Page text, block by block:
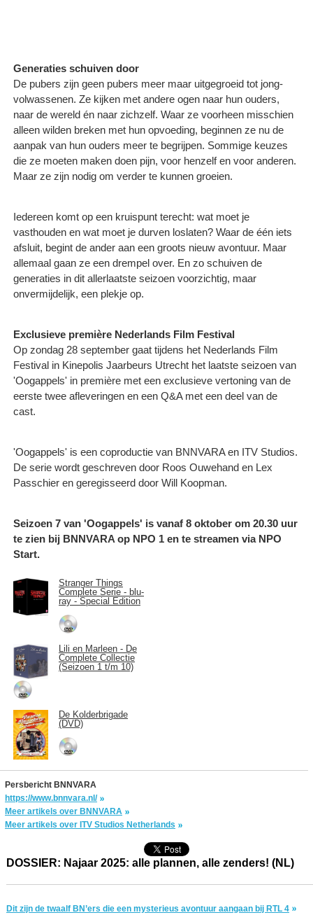
Generaties schuiven door
De pubers zijn geen pubers meer maar uitgegroeid tot jong-
volwassenen. Ze kijken met andere ogen naar hun ouders,
naar de wereld én naar zichzelf. Waar ze voorheen misschien
alleen wilden breken met hun opvoeding, beginnen ze nu de
aanpak van hun ouders meer te begrijpen. Sommige keuzes
die ze moeten maken doen pijn, voor henzelf en voor anderen.
Maar ze zijn nodig om verder te kunnen groeien.
Iedereen komt op een kruispunt terecht: wat moet je
vasthouden en wat moet je durven loslaten? Waar de één iets
afsluit, begint de ander aan een groots nieuw avontuur. Maar
allemaal gaan ze een drempel over. En zo schuiven de
generaties in dit allerlaatste seizoen voorzichtig, maar
onvermijdelijk, een plekje op.
Exclusieve première Nederlands Film Festival
Op zondag 28 september gaat tijdens het Nederlands Film
Festival in Kinepolis Jaarbeurs Utrecht het laatste seizoen van
'Oogappels' in première met een exclusieve vertoning van de
eerste twee afleveringen en een Q&A met een deel van de
cast.
'Oogappels' is een coproductie van BNNVARA en ITV Studios.
De serie wordt geschreven door Roos Ouwehand en Lex
Passchier en geregisseerd door Will Koopman.
Seizoen 7 van 'Oogappels' is vanaf 8 oktober om 20.30 uur
te zien bij BNNVARA op NPO 1 en te streamen via NPO
Start.
Stranger Things
Complete Serie - blu-
ray - Special Edition
Lili en Marleen - De
Complete Collectie
(Seizoen 1 t/m 10)
De Kolderbrigade
(DVD)
Persbericht BNNVARA
https://www.bnnvara.nl/
Meer artikels over BNNVARA
Meer artikels over ITV Studios Netherlands
DOSSIER: Najaar 2025: alle plannen, alle zenders! (NL)
Dit zijn de twaalf BN’ers die een mysterieus avontuur aangaan bij RTL 4